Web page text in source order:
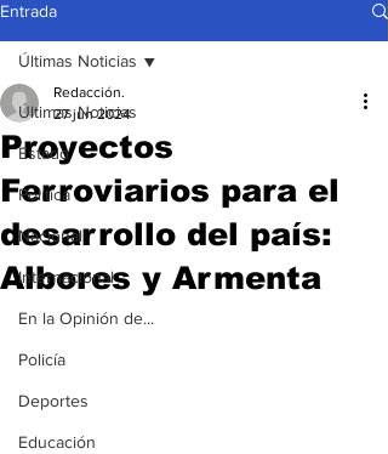
Entrada
Últimas Noticias
Estado
Política
Nacional
Internacional
En la Opinión de...
Policía
Deportes
Educación
Últimas Noticias
Proyectos
Ferroviarios para el
desarrollo del país:
Albores y Armenta
Redacción.
27 jun 2024